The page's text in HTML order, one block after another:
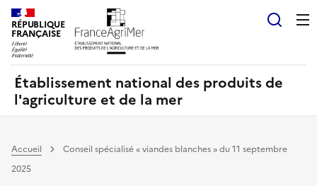
RÉPUBLIQUE
FRANÇAISE
Établissement national des produits de
l'agriculture et de la mer
Accueil
Conseil spécialisé « viandes blanches » du 11 septembre
2025
Panneau de gestion des cookies